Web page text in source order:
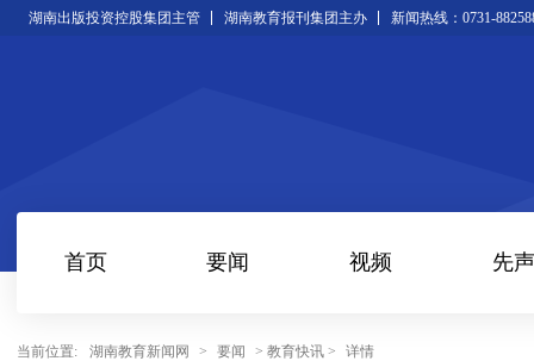
湖南出版投资控股集团主管 湖南教育报刊集团主办 新闻热线：0731-
首页 要闻 视频 先声
当前位置: 湖南教育新闻网 > 要闻 > 教育快讯 > 详情